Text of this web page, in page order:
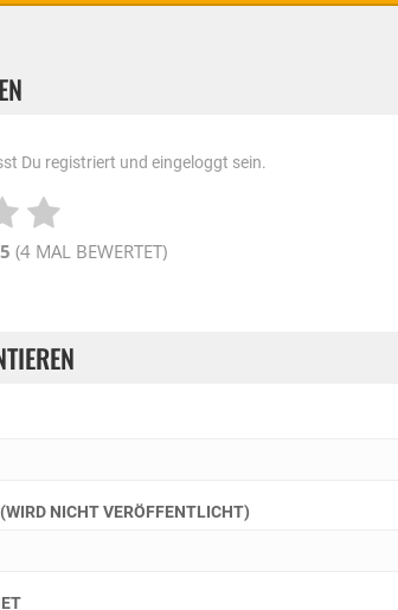
Du registriert und eingeloggt sein.
(4 MAL BEWERTET)
NICHT VERÖFFENTLICHT)